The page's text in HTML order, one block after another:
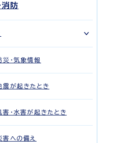
消防
災・気象情報
震が起きたとき
害・水害が起きたとき
害への備え